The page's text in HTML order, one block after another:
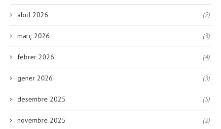
abril 2026 (2)
març 2026 (3)
febrer 2026 (4)
gener 2026 (3)
desembre 2025 (5)
novembre 2025 (2)